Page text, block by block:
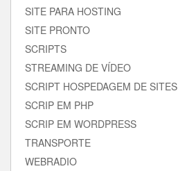
SITE PARA HOSTING
SITE PRONTO
SCRIPTS
STREAMING DE VÍDEO
SCRIPT HOSPEDAGEM DE SITES
SCRIP EM PHP
SCRIP EM WORDPRESS
TRANSPORTE
WEBRADIO